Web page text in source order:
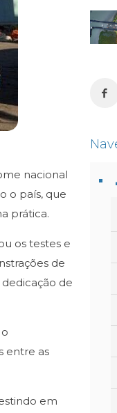
nacional
o país, que
prática.
os testes e
de
de
entre as
em